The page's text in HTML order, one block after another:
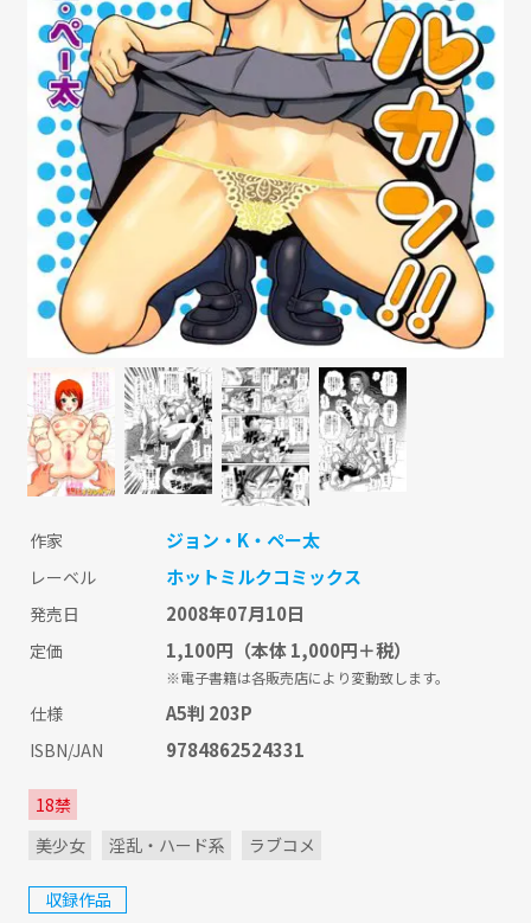
作家 ジョン・K・ペー太
レーベル ホットミルクコミックス
発売日 2008年07月10日
定価 1,100円 （本体 1,000円＋税）
※電子書籍は各販売店により変動致します。
仕様 A5判 203P
ISBN/JAN 9784862524331
18禁
美少女
淫乱・ハード系 ラブコメ
収録作品